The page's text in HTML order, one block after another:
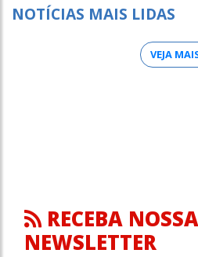
NOTÍCIAS MAIS LIDAS
VEJA
RECEBA NOSSA
NEWSLETTER